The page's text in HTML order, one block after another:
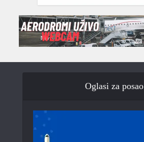
Oglasi za posao